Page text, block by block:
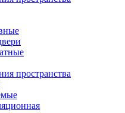
пространства